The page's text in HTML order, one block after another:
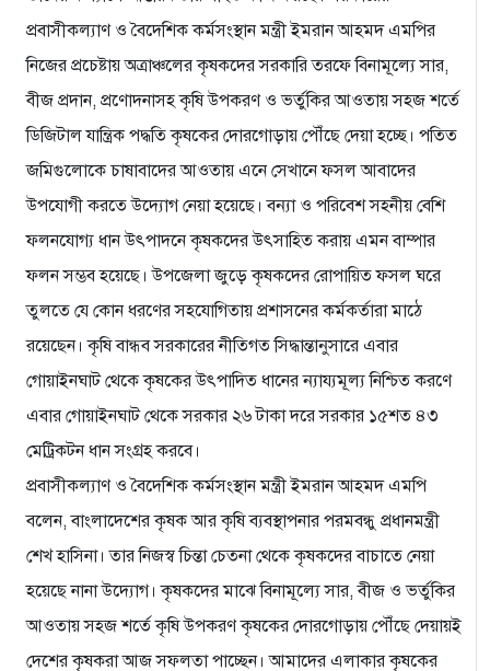
প্রবাসীকল্যাণ ও বৈদেশিক কর্মসংস্থান মন্ত্রী ইমরান আহমদ এমপির
নিজের প্রচেষ্টায় অত্রাঞ্চলের কৃষকদের সরকারি তরফে বিনামূল্যে সার,
বীজ প্রদান, প্রণোদনাসহ কৃষি উপকরণ ও ভর্তুকির আওতায় সহজ শর্তে
ডিজিটাল যান্ত্রিক পদ্ধতি কৃষকের দোরগোড়ায় পৌঁছে দেয়া হচ্ছে। পতিত
জমিগুলোকে চাষাবাদের আওতায় এনে সেখানে ফসল আবাদের
উপযোগী করতে উদ্যোগ নেয়া হয়েছে। বন্যা ও পরিবেশ সহনীয় বেশি
ফলনযোগ্য ধান উৎপাদনে কৃষকদের উৎসাহিত করায় এমন বাম্পার
ফলন সম্ভব হয়েছে। উপজেলা জুড়ে কৃষকদের রোপায়িত ফসল ঘরে
তুলতে যে কোন ধরণের সহযোগিতায় প্রশাসনের কর্মকর্তারা মাঠে
রয়েছেন। কৃষি বান্ধব সরকারের নীতিগত সিদ্ধান্তানুসারে এবার
গোয়াইনঘাট থেকে কৃষকের উৎপাদিত ধানের ন্যায্যমূল্য নিশ্চিত করণে
এবার গোয়াইনঘাট থেকে সরকার ২৬ টাকা দরে সরকার ১৫শত ৪৩
মেট্রিকটন ধান সংগ্রহ করবে।
প্রবাসীকল্যাণ ও বৈদেশিক কর্মসংস্থান মন্ত্রী ইমরান আহমদ এমপি
বলেন, বাংলাদেশের কৃষক আর কৃষি ব্যবস্থাপনার পরমবন্ধু প্রধানমন্ত্রী
শেখ হাসিনা। তার নিজস্ব চিন্তা চেতনা থেকে কৃষকদের বাচাতে নেয়া
হয়েছে নানা উদ্যোগ। কৃষকদের মাঝে বিনামূল্যে সার, বীজ ও ভর্তুকির
আওতায় সহজ শর্তে কৃষি উপকরণ কৃষকের দোরগোড়ায় পৌঁছে দেয়ায়ই
দেশের কৃষকরা আজ সফলতা পাচ্ছেন। আমাদের এলাকার কৃষকের